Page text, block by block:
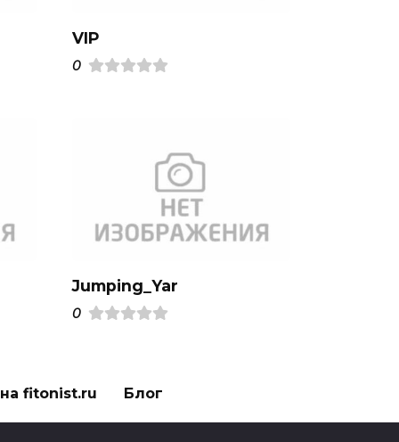
VIP
0
Jumping_Yar
0
fitonist.ru Блог